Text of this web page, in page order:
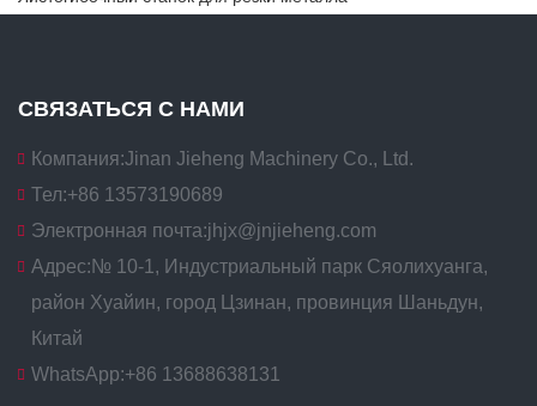
СВЯЗАТЬСЯ С НАМИ
Компания:Jinan Jieheng Machinery Co., Ltd.
Тел:+86 13573190689
Электронная почта:jhjx@jnjieheng.com
Адрес: № 10-1, Индустриальный парк Сяолихуанга,
район Хуайин, город Цзинан, провинция Шаньдун,
Китай
WhatsApp:+86 13688638131